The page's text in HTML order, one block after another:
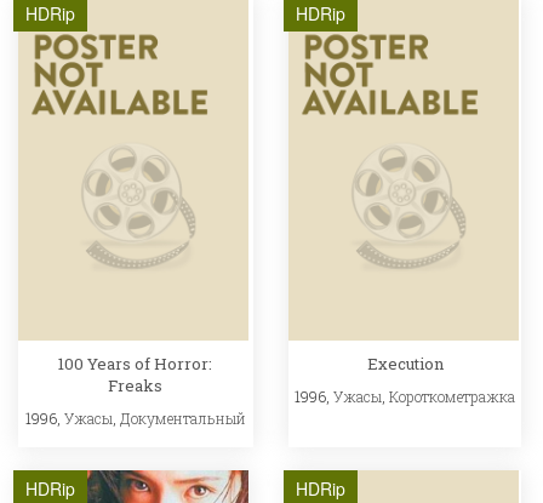
HDRip
100 Years of Horror:
Freaks
1996, Ужасы Документальный
HDRip
Execution
1996,Ужасы ,Короткометражка
HDRip HDRip